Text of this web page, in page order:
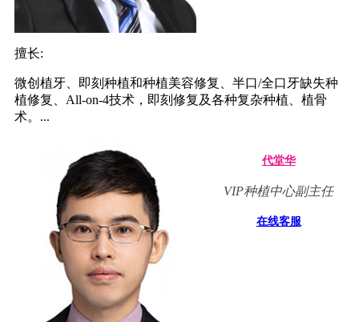
擅长:
微创植牙、即刻种植和种植美容修复、半口/全口牙缺失种
植修复、All-on-4技术，即刻修复及各种复杂种植、植骨
术。...
代堂华
VIP种植中心副主任
在线客服